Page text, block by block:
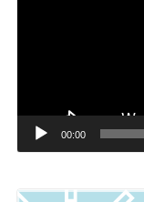
00:00